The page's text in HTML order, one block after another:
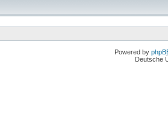
Powered by
Deutsche